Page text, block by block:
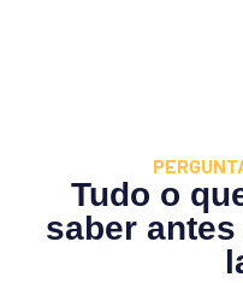
Tudo o
saber